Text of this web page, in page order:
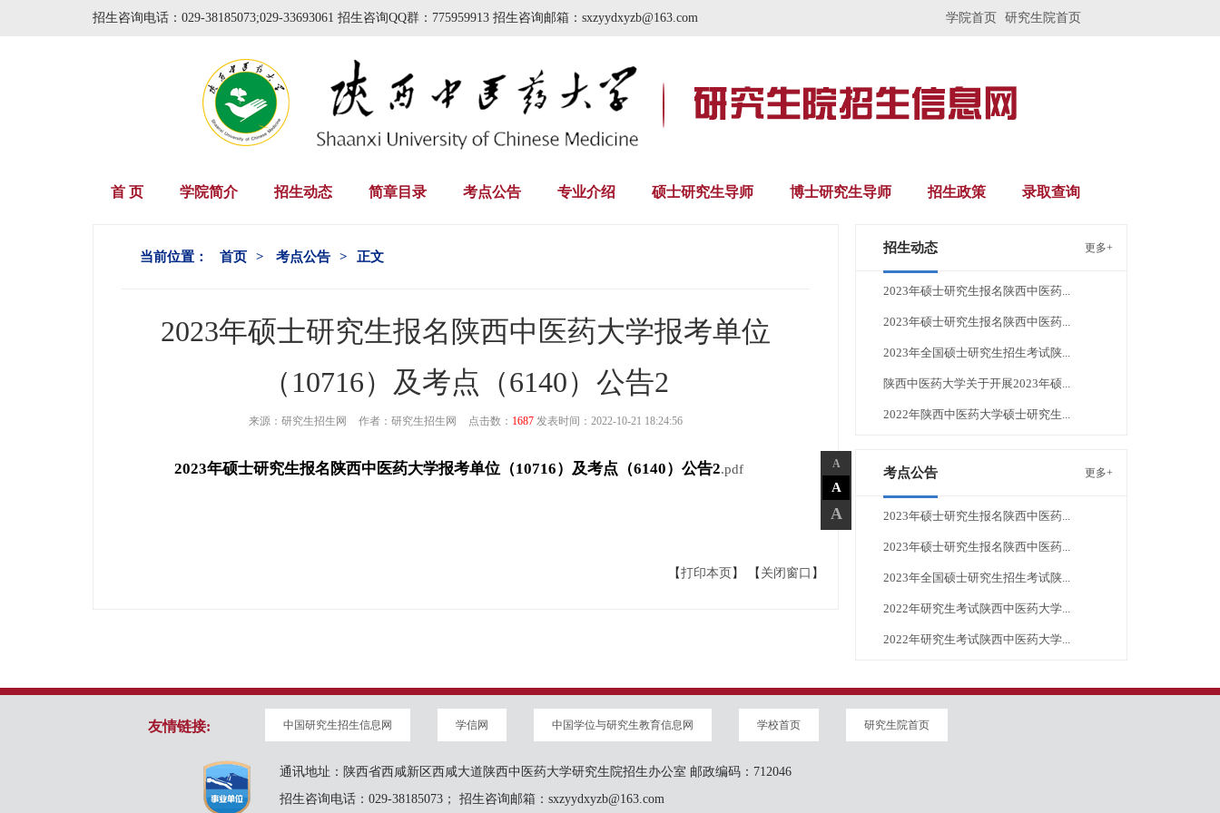
招生咨询电话：029-38185073;029-33693061 招生咨询QQ群：775959913 招生咨询邮箱：sxzyydxyzb@163.com 学院首页 研究生院首页
首 页 学院简介 招生动态 简章目录 考点公告 专业介绍 硕士研究生导师 博士研究生导师 招生政策 录取查询
当前位置： 首页 > 考点公告 > 正文
2023年硕士研究生报名陕西中医药大学报考单位
（10716）及考点（6140）公告2
来源： 研究生招生网 作者： 研究生招生网 点击数： 1687 发表时间： 2022-10-21 18:24:56
A
A
A
2023年硕士研究生报名陕西中医药大学报考单位（10716）及考点（6140）公告2.pdf
【打印本页 】 【 关闭窗口 】
更多+
招生动态
2023年硕士研究生报名陕西中医药...
2023年硕士研究生报名陕西中医药...
2023年全国硕士研究生招生考试陕...
陕西中医药大学关于开展2023年硕...
2022年陕西中医药大学硕士研究生...
更多+
考点公告
2023年硕士研究生报名陕西中医药...
2023年硕士研究生报名陕西中医药...
2023年全国硕士研究生招生考试陕...
2022年研究生考试陕西中医药大学...
2022年研究生考试陕西中医药大学...
友情链接: 中国研究生招生信息网 学信网 中国学位与研究生教育信息网 学校首页 研究生院首页
通讯地址：陕西省西咸新区西咸大道陕西中医药大学研究生院招生办公室 邮政编码：712046
招生咨询电话：029-38185073； 招生咨询邮箱：sxzyydxyzb@163.com